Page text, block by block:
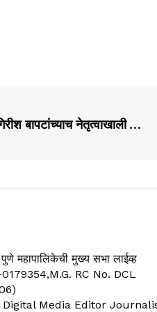
बापटांच्याच नेतृत्वाखाली …
महापालिकेची मुख्य सभा लाईव्ह
0179354,M.G. RC No. DCL
Media Editor